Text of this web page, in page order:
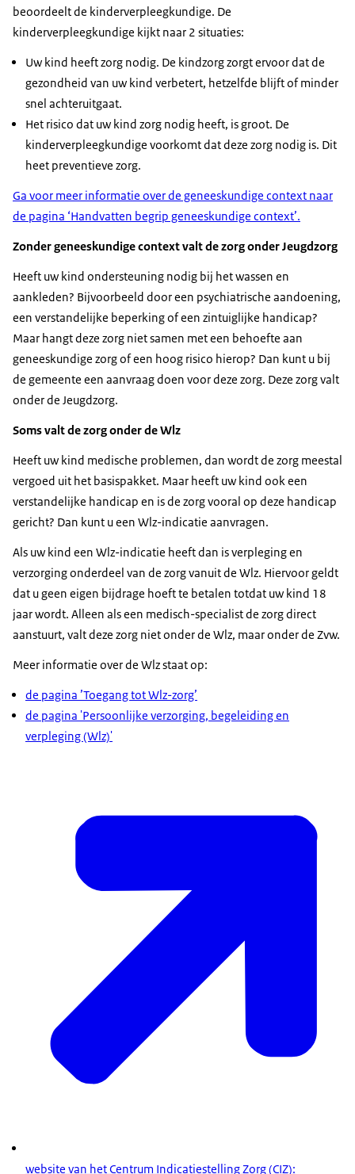
beoordeelt de kinderverpleegkundige. De
kinderverpleegkundige kijkt naar 2 situaties:
Uw kind heeft zorg nodig. De kindzorg zorgt ervoor dat de
gezondheid van uw kind verbetert, hetzelfde blijft of minder
snel achteruitgaat.
Het risico dat uw kind zorg nodig heeft, is groot. De
kinderverpleegkundige voorkomt dat deze zorg nodig is. Dit
heet preventieve zorg.
Ga voor meer informatie over de geneeskundige context naar
de pagina ‘Handvatten begrip geneeskundige context’.
Zonder geneeskundige context valt de zorg onder Jeugdzorg
Heeft uw kind ondersteuning nodig bij het wassen en
aankleden? Bijvoorbeeld door een psychiatrische aandoening,
een verstandelijke beperking of een zintuiglijke handicap?
Maar hangt deze zorg niet samen met een behoefte aan
geneeskundige zorg of een hoog risico hierop? Dan kunt u bij
de gemeente een aanvraag doen voor deze zorg. Deze zorg valt
onder de Jeugdzorg.
Soms valt de zorg onder de Wlz
Heeft uw kind medische problemen, dan wordt de zorg meestal
vergoed uit het basispakket. Maar heeft uw kind ook een
verstandelijke handicap en is de zorg vooral op deze handicap
gericht? Dan kunt u een Wlz-indicatie aanvragen.
Als uw kind een Wlz-indicatie heeft dan is verpleging en
verzorging onderdeel van de zorg vanuit de Wlz. Hiervoor geldt
dat u geen eigen bijdrage hoeft te betalen totdat uw kind 18
jaar wordt. Alleen als een medisch-specialist de zorg direct
aanstuurt, valt deze zorg niet onder de Wlz, maar onder de Zvw.
Meer informatie over de Wlz staat op:
de pagina ’Toegang tot Wlz-zorg’
de pagina 'Persoonlijke verzorging, begeleiding en
verpleging (Wlz)'
website van het Centrum Indicatiestelling Zorg (CIZ):